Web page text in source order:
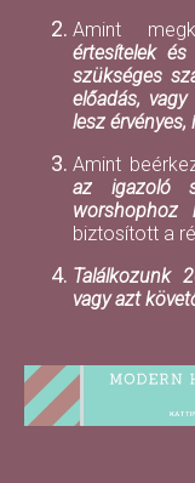
Amint
értesítelek
szükséges
előadás,
lesz
Amint
az igazoló
worshophoz
biztosított a
Találkozunk
vagy azt